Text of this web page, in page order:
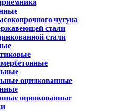
чугуна
стали
стали
оцинкованные
оцинкованные